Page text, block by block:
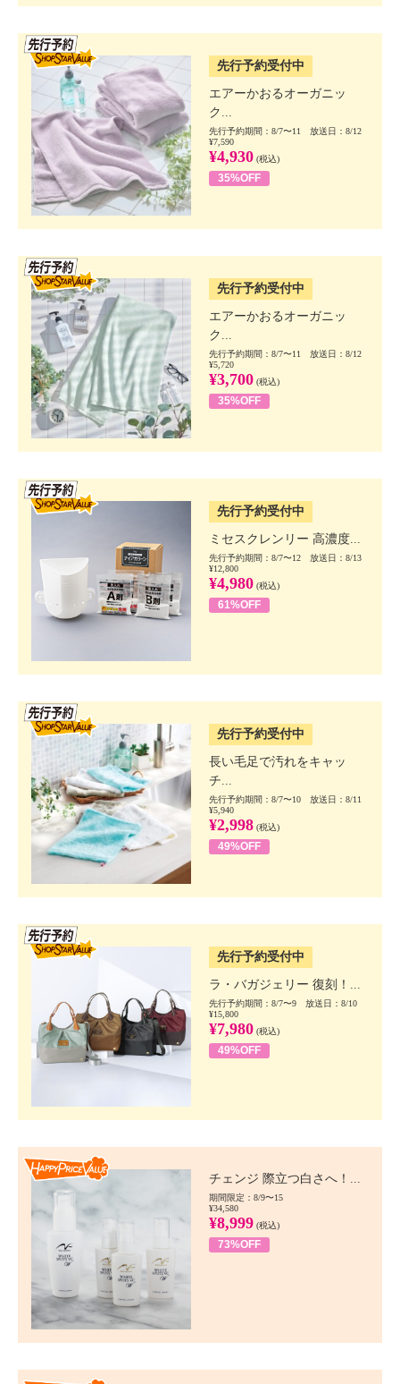
先行予約受付中
エアーかおるオーガニッ
ク...
先行予約期間：8/7〜11 放送日：8/12
¥7,590
¥4,930 (税込)
35%OFF
先行予約受付中
エアーかおるオーガニッ
ク...
先行予約期間：8/7〜11 放送日：8/12
¥5,720
¥3,700 (税込)
35%OFF
先行予約受付中
ミセスクレンリー 高濃度...
先行予約期間：8/7〜12 放送日：8/13
¥12,800
¥4,980 (税込)
61%OFF
先行予約受付中
長い毛足で汚れをキャッ
チ...
先行予約期間：8/7〜10 放送日：8/11
¥5,940
¥2,998 (税込)
49%OFF
先行予約受付中
ラ・バガジェリー 復刻！...
先行予約期間：8/7〜9 放送日：8/10
¥15,800
¥7,980 (税込)
49%OFF
チェンジ 際立つ白さへ！...
期間限定：8/9〜15
¥34,580
¥8,999 (税込)
73%OFF